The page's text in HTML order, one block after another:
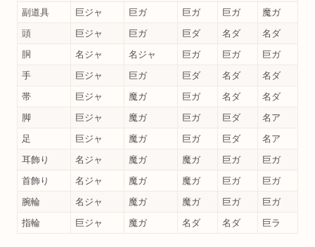
副道具
巨ジャ 巨ガ 巨ガ 巨ガ
魔ガ
頭
巨ジャ 巨ガ 巨ダ 名ダ
名ダ
胴
名ジャ 名ジャ 巨ガ 巨ガ
巨ガ
手
巨ジャ 巨ガ 巨ダ 名ダ
名ダ
帯
巨ジャ 魔ガ 巨ガ 名ダ
名ダ
脚
巨ジャ 魔ガ 巨ガ 巨ダ
名ア
足
巨ジャ 魔ガ 巨ガ 巨ダ
名ア
耳飾り
名ジャ 魔ガ 魔ガ 巨ガ
巨ガ
首飾り
名ジャ 魔ガ 魔ガ 巨ガ
巨ガ
腕輪
名ジャ 魔ガ 魔ガ 巨ガ
巨ガ
指輪
巨ジャ 魔ガ 名ダ 名ダ 巨ラ